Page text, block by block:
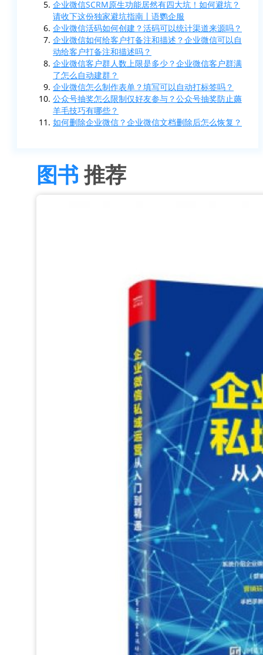
企业微信SCRM原生功能居然有四大坑！如何避坑？
请收下这份独家避坑指南丨语鹦企服
企业微信活码如何创建？活码可以统计渠道来源吗？
企业微信如何给客户打备注和描述？企业微信可以自
动给客户打备注和描述吗？
企业微信客户群人数上限是多少？企业微信客户群满
了怎么自动建群？
企业微信怎么制作表单？填写可以自动打标签吗？
公众号抽奖怎么限制仅好友参与？公众号抽奖防止薅
羊毛技巧有哪些？
如何删除企业微信？企业微信文档删除后怎么恢复？
图书推荐